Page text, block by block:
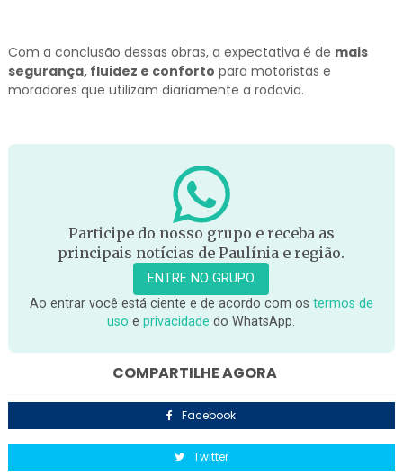
Com a conclusão dessas obras, a expectativa é de mais
segurança, fluidez e conforto para motoristas e
moradores que utilizam diariamente a rodovia.
Participe do nosso grupo e receba as
principais notícias de Paulínia e região.
ENTRE NO GRUPO
Ao entrar você está ciente e de acordo com os termos de
uso eprivacidade do WhatsApp.
COMPARTILHE AGORA
Facebook
Twitter